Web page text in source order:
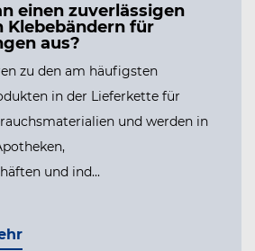
einen zuverlässigen
Klebebändern für
aus?
zu den am häufigsten
in der Lieferkette für
und werden in
und ind...